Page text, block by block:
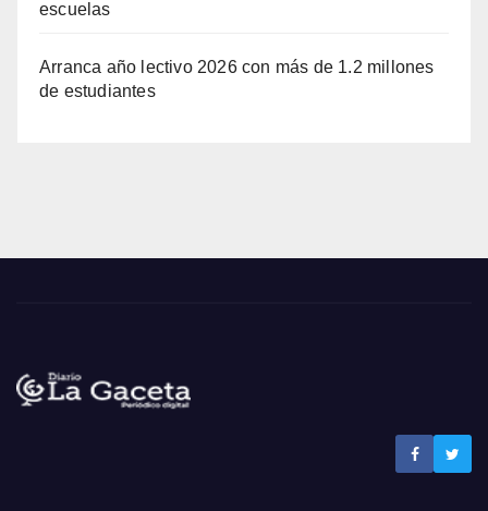
escuelas
Arranca año lectivo 2026 con más de 1.2 millones
de estudiantes